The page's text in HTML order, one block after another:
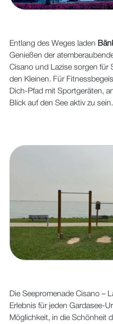
Entlang des Weges laden
Genießen der
Cisano und Lazise sorgen für
den Kleinen. Für
Dich-Pfad mit Sportgeräten,
Blick auf den See aktiv zu sein.
Die Seepromenade Cisano –
Erlebnis für jeden Gardasee-
Möglichkeit, in die Schönheit